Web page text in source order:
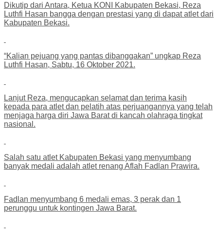
Dikutip dari Antara, Ketua KONI Kabupaten Bekasi, Reza
Luthfi Hasan bangga dengan prestasi yang di dapat atlet dari
Kabupaten Bekasi.
“Kalian pejuang yang pantas dibanggakan” ungkap Reza
Luthfi Hasan, Sabtu, 16 Oktober 2021.
Lanjut Reza, mengucapkan selamat dan terima kasih
kepada para atlet dan pelatih atas perjuangannya yang telah
menjaga harga diri Jawa Barat di kancah olahraga tingkat
nasional.
Salah satu atlet Kabupaten Bekasi yang menyumbang
banyak medali adalah atlet renang Aflah Fadlan Prawira.
Fadlan menyumbang 6 medali emas, 3 perak dan 1
perunggu untuk kontingen Jawa Barat.